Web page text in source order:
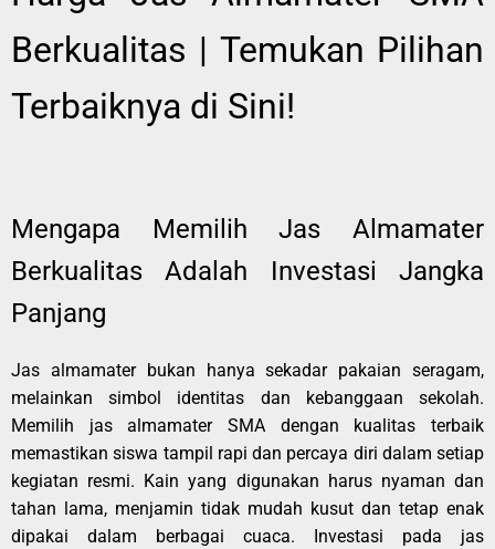
Berkualitas | Temukan Pilihan
Terbaiknya di Sini!
Mengapa Memilih Jas Almamater
Berkualitas Adalah Investasi Jangka
Panjang
Jas almamater bukan hanya sekadar pakaian seragam,
melainkan simbol identitas dan kebanggaan sekolah.
Memilih jas almamater SMA dengan kualitas terbaik
memastikan siswa tampil rapi dan percaya diri dalam setiap
kegiatan resmi. Kain yang digunakan harus nyaman dan
tahan lama, menjamin tidak mudah kusut dan tetap enak
dipakai dalam berbagai cuaca. Investasi pada jas